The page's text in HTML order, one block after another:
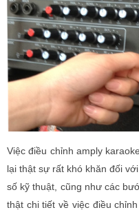
Việc điều chỉnh amply
lại thật sự rất khó khăn đối
số kỹ thuật, cũng như các
thật chi tiết về việc điều